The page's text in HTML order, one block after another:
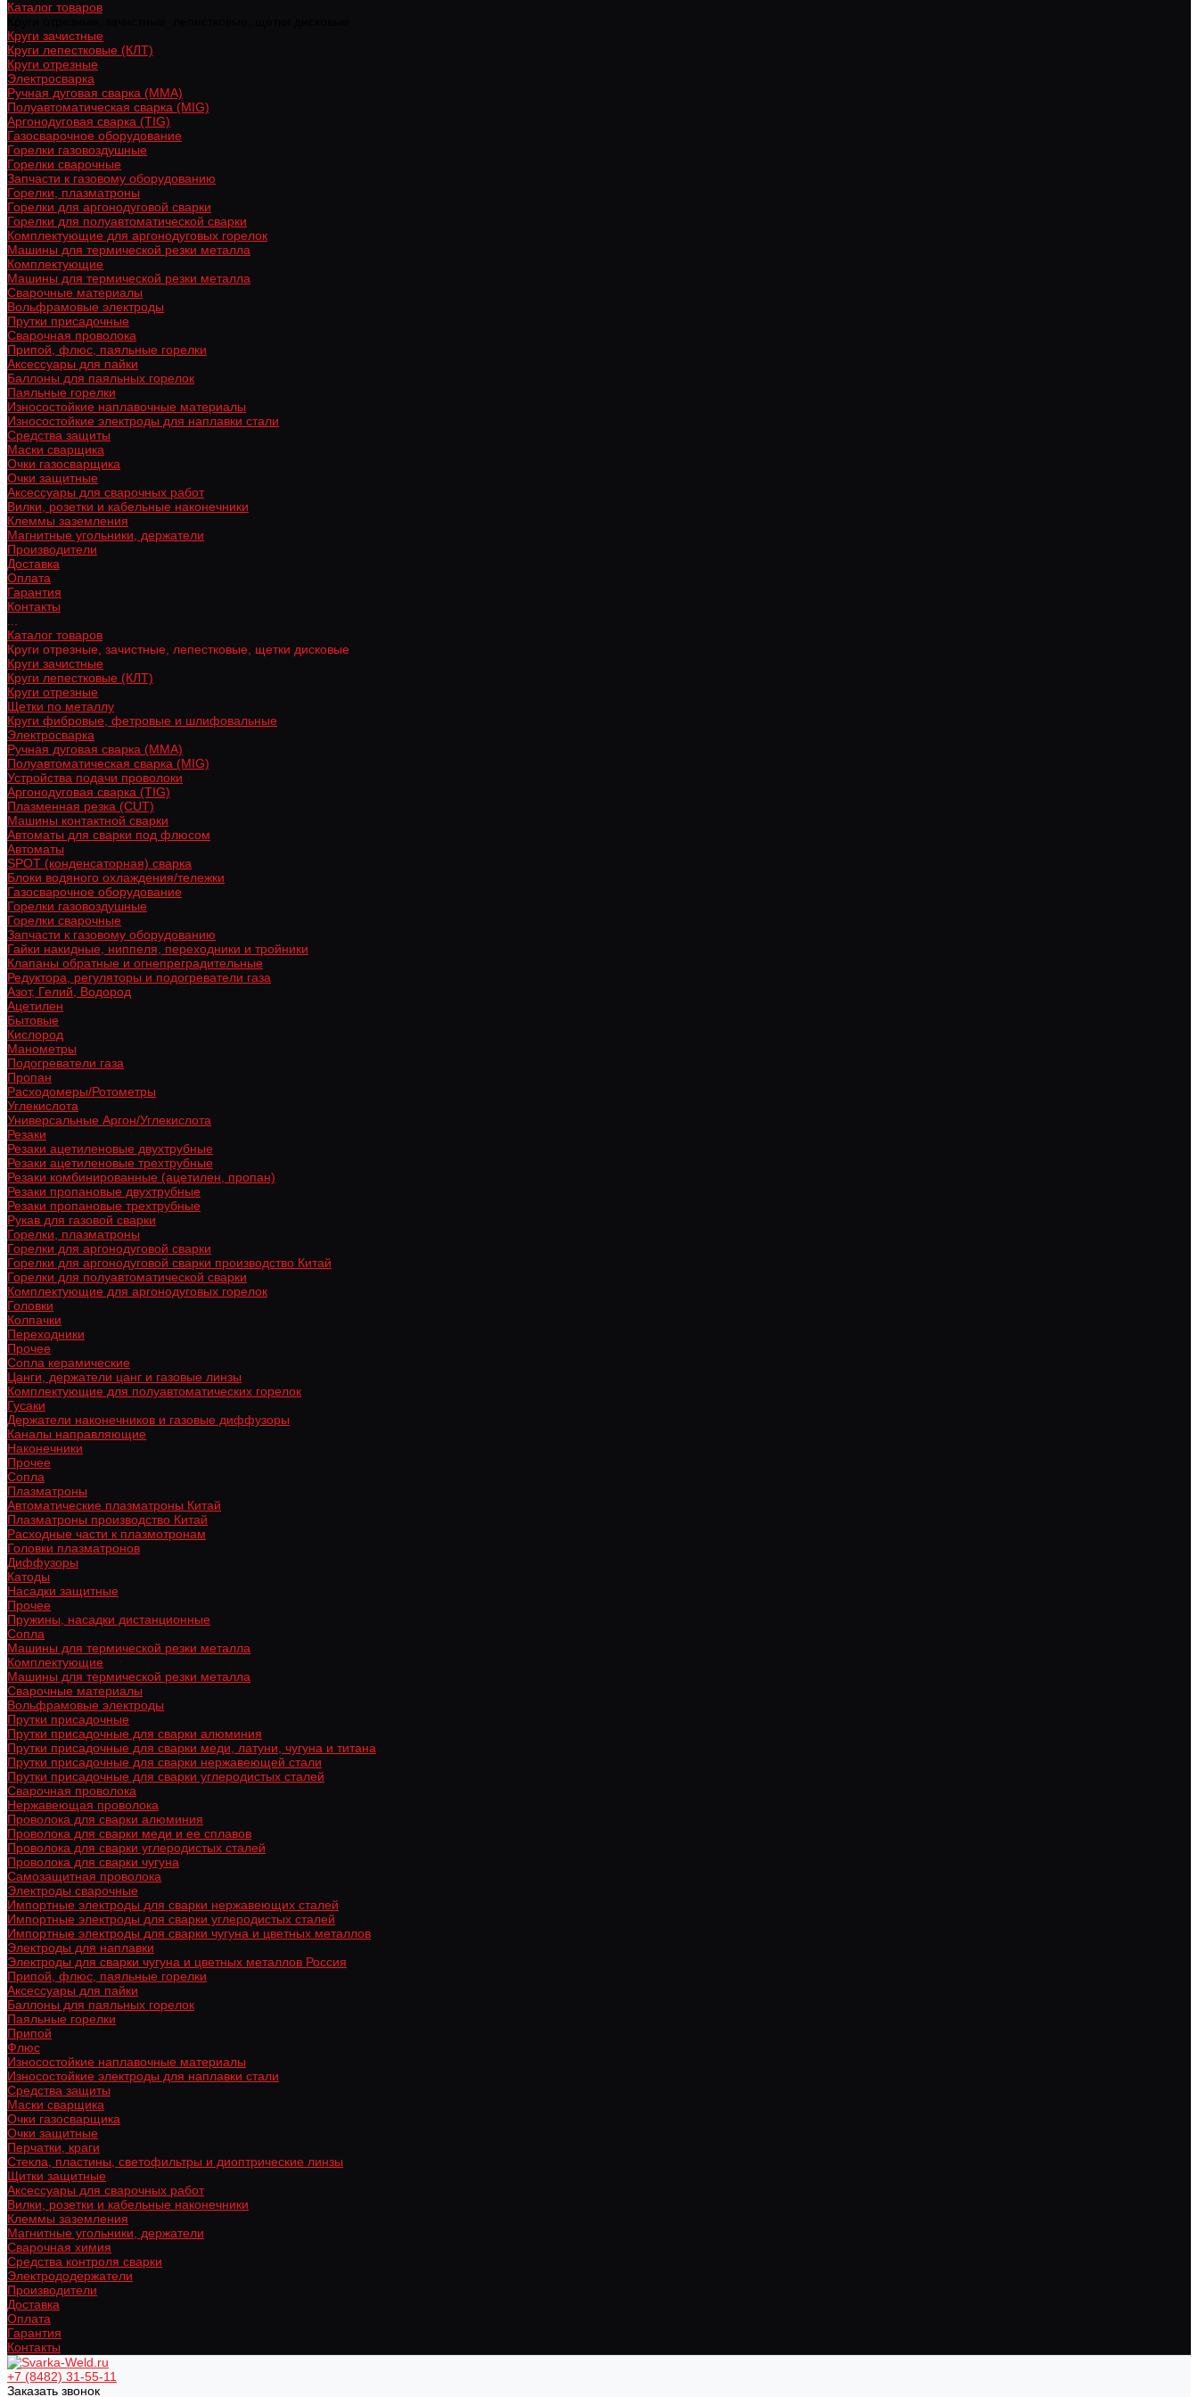
Каталог товаров
Круги зачистные
Круги лепестковые (КЛТ)
Круги отрезные
Электросварка
Ручная дуговая сварка (MMA)
Полуавтоматическая сварка (MIG)
Аргонодуговая сварка (TIG)
Газосварочное оборудование
Горелки газовоздушные
Горелки сварочные
Запчасти к газовому оборудованию
Горелки, плазматроны
Горелки для аргонодуговой сварки
Горелки для полуавтоматической сварки
Комплектующие для аргонодуговых горелок
Машины для термической резки металла
Комплектующие
Машины для термической резки металла
Сварочные материалы
Вольфрамовые электроды
Прутки присадочные
Сварочная проволока
Припой, флюс, паяльные горелки
Аксессуары для пайки
Баллоны для паяльных горелок
Паяльные горелки
Износостойкие наплавочные материалы
Износостойкие электроды для наплавки стали
Средства защиты
Маски сварщика
Очки газосварщика
Очки защитные
Аксессуары для сварочных работ
Вилки, розетки и кабельные наконечники
Клеммы заземления
Магнитные угольники, держатели
Производители
Доставка
Оплата
Гарантия
Контакты
Каталог товаров
Круги отрезные, зачистные, лепестковые, щетки дисковые
Круги зачистные
Круги лепестковые (КЛТ)
Круги отрезные
Щетки по металлу
Круги фибровые, фетровые и шлифовальные
Электросварка
Ручная дуговая сварка (MMA)
Полуавтоматическая сварка (MIG)
Устройства подачи проволоки
Аргонодуговая сварка (TIG)
Плазменная резка (CUT)
Машины контактной сварки
Автоматы для сварки под флюсом
Автоматы
SPOT (конденсаторная) сварка
Блоки водяного охлаждения/тележки
Газосварочное оборудование
Горелки газовоздушные
Горелки сварочные
Запчасти к газовому оборудованию
Гайки накидные, ниппеля, переходники и тройники
Клапаны обратные и огнепреградительные
Редуктора, регуляторы и подогреватели газа
Азот, Гелий, Водород
Ацетилен
Бытовые
Кислород
Манометры
Подогреватели газа
Пропан
Расходомеры/Ротометры
Углекислота
Универсальные Аргон/Углекислота
Резаки
Резаки ацетиленовые двухтрубные
Резаки ацетиленовые трехтрубные
Резаки комбинированные (ацетилен, пропан)
Резаки пропановые двухтрубные
Резаки пропановые трехтрубные
Рукав для газовой сварки
Горелки, плазматроны
Горелки для аргонодуговой сварки
Горелки для аргонодуговой сварки производство Китай
Горелки для полуавтоматической сварки
Комплектующие для аргонодуговых горелок
Головки
Колпачки
Переходники
Прочее
Сопла керамические
Цанги, держатели цанг и газовые линзы
Комплектующие для полуавтоматических горелок
Гусаки
Держатели наконечников и газовые диффузоры
Каналы направляющие
Наконечники
Прочее
Сопла
Плазматроны
Автоматические плазматроны Китай
Плазматроны производство Китай
Расходные части к плазмотронам
Головки плазматронов
Диффузоры
Катоды
Насадки защитные
Прочее
Пружины, насадки дистанционные
Сопла
Машины для термической резки металла
Комплектующие
Машины для термической резки металла
Сварочные материалы
Вольфрамовые электроды
Прутки присадочные
Прутки присадочные для сварки алюминия
Прутки присадочные для сварки меди, латуни, чугуна и титана
Прутки присадочные для сварки нержавеющей стали
Прутки присадочные для сварки углеродистых сталей
Сварочная проволока
Нержавеющая проволока
Проволока для сварки алюминия
Проволока для сварки меди и ее сплавов
Проволока для сварки углеродистых сталей
Проволока для сварки чугуна
Самозащитная проволока
Электроды сварочные
Импортные электроды для сварки нержавеющих сталей
Импортные электроды для сварки углеродистых сталей
Импортные электроды для сварки чугуна и цветных металлов
Электроды для наплавки
Электроды для сварки чугуна и цветных металлов Россия
Припой, флюс, паяльные горелки
Аксессуары для пайки
Баллоны для паяльных горелок
Паяльные горелки
Припой
Флюс
Износостойкие наплавочные материалы
Износостойкие электроды для наплавки стали
Средства защиты
Маски сварщика
Очки газосварщика
Очки защитные
Перчатки, краги
Стекла, пластины, светофильтры и диоптрические линзы
Щитки защитные
Аксессуары для сварочных работ
Вилки, розетки и кабельные наконечники
Клеммы заземления
Магнитные угольники, держатели
Сварочная химия
Средства контроля сварки
Электрододержатели
Производители
Доставка
Оплата
Гарантия
Контакты
+7 (8482) 31-55-11
Заказать звонок